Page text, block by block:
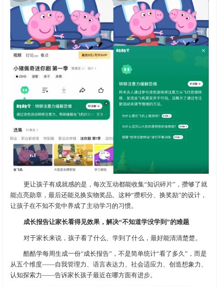
更让孩子有成就感的是，每次互动都能收集“知识碎片”，攒够了就
能点亮勋章，最后还能兑换实物奖品。这种“攒积分、换奖励”的设计，
让孩子在不知不觉中养成了主动学习的习惯。
成长报告让家长看得见效果，解决“不知道学没学到”的难题
对于家长来说，孩子看了什么、学到了什么，最好能清清楚楚。
酷酷学每周生成一份“成长报告”，不是简单统计“看了多久”，而是
从五个维度——自我管理力、语言表达力、社会适应力、创造想象力、
认知探索力——告诉家长孩子最近在哪方面有进步。